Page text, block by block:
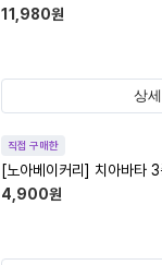
11,980원
상
직접 구매한
[노아베이커리] 치아바타
4,900원